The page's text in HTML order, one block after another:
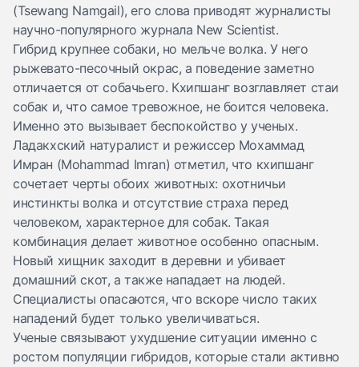
(Tsewang Namgail), его слова приводят журналисты
научно-популярного журнала New Scientist.
Гибрид крупнее собаки, но мельче волка. У него
рыжевато-песочный окрас, а поведение заметно
отличается от собачьего. Кхипшанг возглавляет стаи
собак и, что самое тревожное, не боится человека.
Именно это вызывает беспокойство у ученых.
Ладакхский натуралист и режиссер Мохаммад
Имран (Mohammad Imran) отметил, что кхипшанг
сочетает черты обоих животных: охотничьи
инстинкты волка и отсутствие страха перед
человеком, характерное для собак. Такая
комбинация делает животное особенно опасным.
Новый хищник заходит в деревни и убивает
домашний скот, а также нападает на людей.
Специалисты опасаются, что вскоре число таких
нападений будет только увеличиваться.
Ученые связывают ухудшение ситуации именно с
ростом популяции гибридов, которые стали активно